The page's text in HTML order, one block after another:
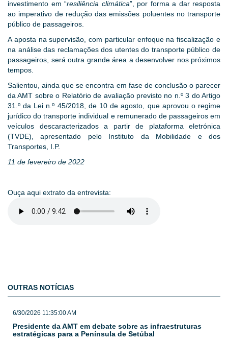
investimento em “resiliência climática”, por forma a dar resposta
ao imperativo de redução das emissões poluentes no transporte
público de passageiros.
A aposta na supervisão, com particular enfoque na fiscalização e
na análise das reclamações dos utentes do transporte público de
passageiros, será outra grande área a desenvolver nos próximos
tempos.
Salientou, ainda que se encontra em fase de conclusão o parecer
da AMT sobre o Relatório de avaliação previsto no n.º 3 do Artigo
31.º da Lei n.º 45/2018, de 10 de agosto, que aprovou o regime
jurídico do transporte individual e remunerado de passageiros em
veículos descaracterizados a partir de plataforma eletrónica
(TVDE), apresentado pelo Instituto da Mobilidade e dos
Transportes, I.P.
11 de fevereiro de 2022
Ouça aqui extrato da entrevista:
OUTRAS NOTÍCIAS
6/30/2026 11:35:00 AM
Presidente da AMT em debate sobre as infraestruturas
estratégicas para a Península de Setúbal